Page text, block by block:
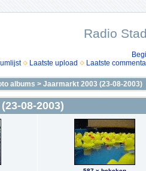
Radio
Laatste upload Laatste
albums > Jaarmarkt 2003 (23-08-2003)
08-2003)